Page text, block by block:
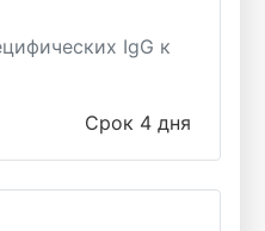
IgG к
Срок 4 дня